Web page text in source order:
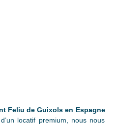
Feliu de Guixols en Espagne
locatif premium, nous nous